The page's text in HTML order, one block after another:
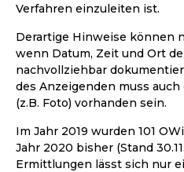
Verfahren einzuleiten ist.
Derartige Hinweise können
wenn Datum, Zeit und Ort
nachvollziehbar
des Anzeigenden muss
(z.B. Foto) vorhanden sein.
Im Jahr 2019 wurden 101
Jahr 2020 bisher (Stand
Ermittlungen lässt sich nur